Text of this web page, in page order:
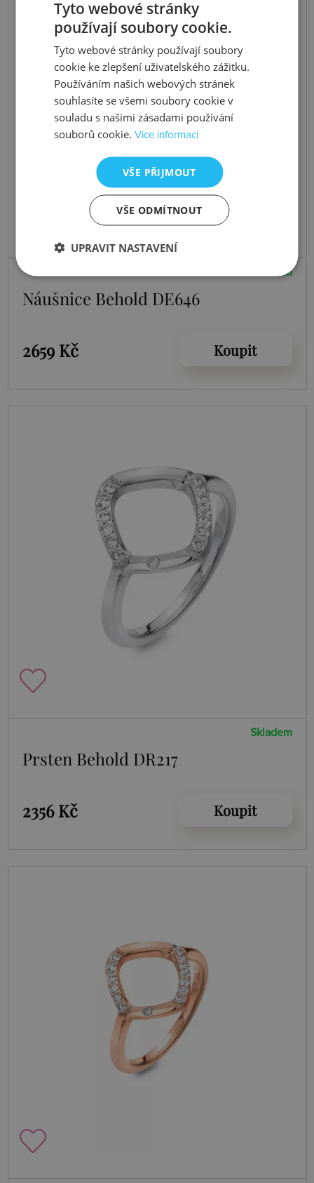
Skladem
Náušnice Behold DE646
2659 Kč Koupit
Skladem
Prsten Behold DR217
2356 Kč Koupit
Tyto webové stránky
používají soubory cookie.
Tyto webové stránky používají soubory
cookie ke zlepšení uživatelského zážitku.
Používáním našich webových stránek
souhlasíte se všemi soubory cookie v
souladu s našimi zásadami používání
souborů cookie.Více informací
VŠE PŘIJMOUT
VŠE ODMÍTNOUT
UPRAVIT NASTAVENÍ